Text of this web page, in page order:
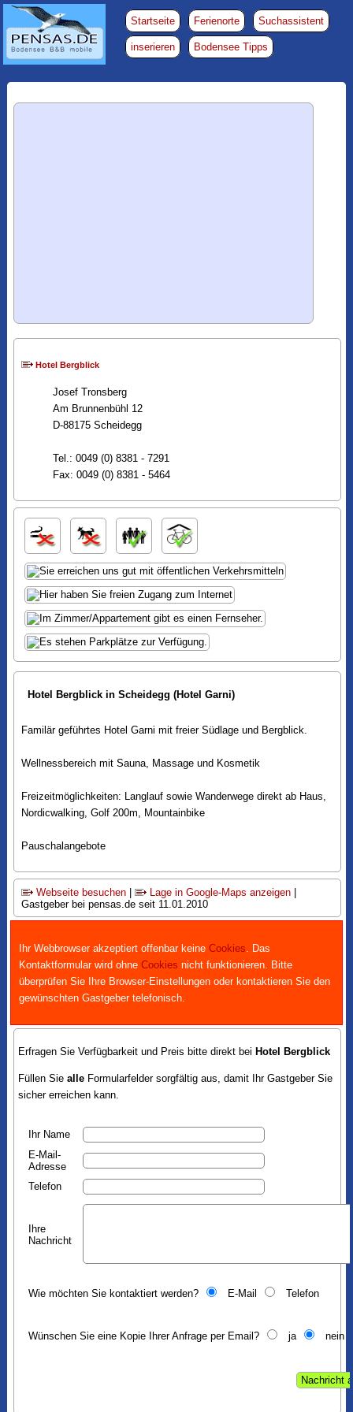
Startseite Ferienorte Suchassistent
inserieren Bodensee Tipps
Hotel Bergblick
Josef Tronsberg
Am Brunnenbühl 12
D-88175 Scheidegg
Tel.: 0049 (0) 8381 - 7291
Fax: 0049 (0) 8381 - 5464
Hotel Bergblick in Scheidegg (Hotel Garni)
Familär geführtes Hotel Garni mit freier Südlage und Bergblick.
Wellnessbereich mit Sauna, Massage und Kosmetik
Freizeitmöglichkeiten: Langlauf sowie Wanderwege direkt ab Haus,
Nordicwalking, Golf 200m, Mountainbike
Pauschalangebote
Webseite besuchen| Lage in Google-Maps anzeigen|
Gastgeber bei pensas.de seit 11.01.2010
Ihr Webbrowser akzeptiert offenbar keineCookies . Das
Kontaktformular wird ohneCookies nicht funktionieren. Bitte
überprüfen Sie Ihre Browser-Einstellungen oder kontaktieren Sie den
gewünschten Gastgeber telefonisch.
Erfragen Sie Verfügbarkeit und Preis bitte direkt bei Hotel Bergblick
Füllen Sie alleFormularfelder sorgfältig aus, damit Ihr Gastgeber Sie
sicher erreichen kann.
Ihr Name
E-Mail-
Adresse
Telefon
Ihre
Nachricht
Wie möchten Sie kontaktiert werden? E-Mail Telefon
Wünschen Sie eine Kopie Ihrer Anfrage per Email? ja nein